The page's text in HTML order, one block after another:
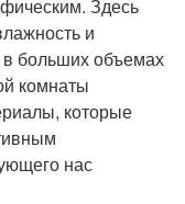
Здесь
и
больших объемах
комнаты
которые
нас